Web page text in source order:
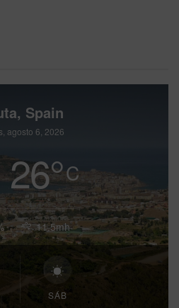
Spain
agosto 6, 2026
26°C
11.5mh
SÁB